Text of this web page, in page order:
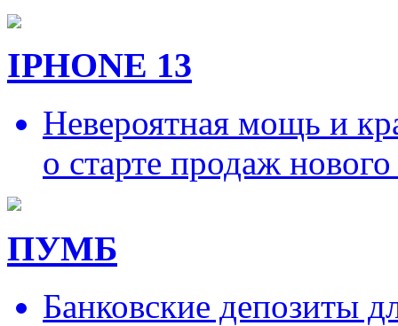
IPHONE 13
Невероятная мощь и
о старте продаж
ПУМБ
Банковские депозиты